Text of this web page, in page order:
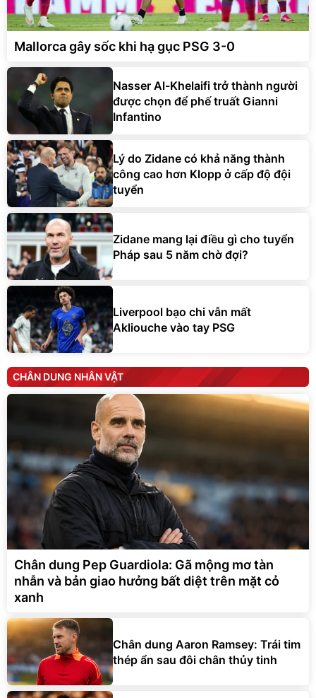
Mallorca gây sốc khi hạ gục PSG 3-0
Nasser Al-Khelaifi trở thành người
được chọn để phế truất Gianni
Infantino
Lý do Zidane có khả năng thành
công cao hơn Klopp ở cấp độ đội
tuyển
Zidane mang lại điều gì cho tuyển
Pháp sau 5 năm chờ đợi?
Liverpool bạo chi vẫn mất
Akliouche vào tay PSG
CHÂN DUNG NHÂN VẬT
Chân dung Pep Guardiola: Gã mộng mơ tàn
nhẫn và bản giao hưởng bất diệt trên mặt cỏ
xanh
Chân dung Aaron Ramsey: Trái tim
thép ẩn sau đôi chân thủy tinh